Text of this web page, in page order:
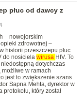
płuc od dawcy z
– nowojorskim
zdrowotnej –
historii przeszczepu płuc
do nosiciela wirusa HIV. To
dotychczas
w ramach
jest to zwiększenie szans
Sapna Mehta, dyrektor w
który został